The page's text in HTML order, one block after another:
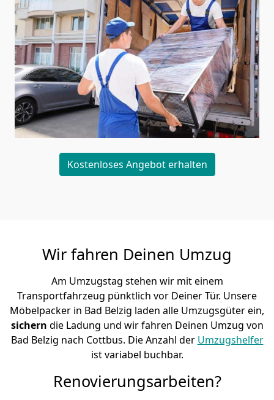
Kostenloses Angebot erhalten
Wir fahren Deinen Umzug
Am Umzugstag stehen wir mit einem
Transportfahrzeug pünktlich vor Deiner Tür. Unsere
Möbelpacker in Bad Belzig laden alle Umzugsgüter ein,
sichern die Ladung und wir fahren Deinen Umzug von
Bad Belzig nach Cottbus. Die Anzahl der Umzugshelfer
ist variabel buchbar.
Renovierungsarbeiten?